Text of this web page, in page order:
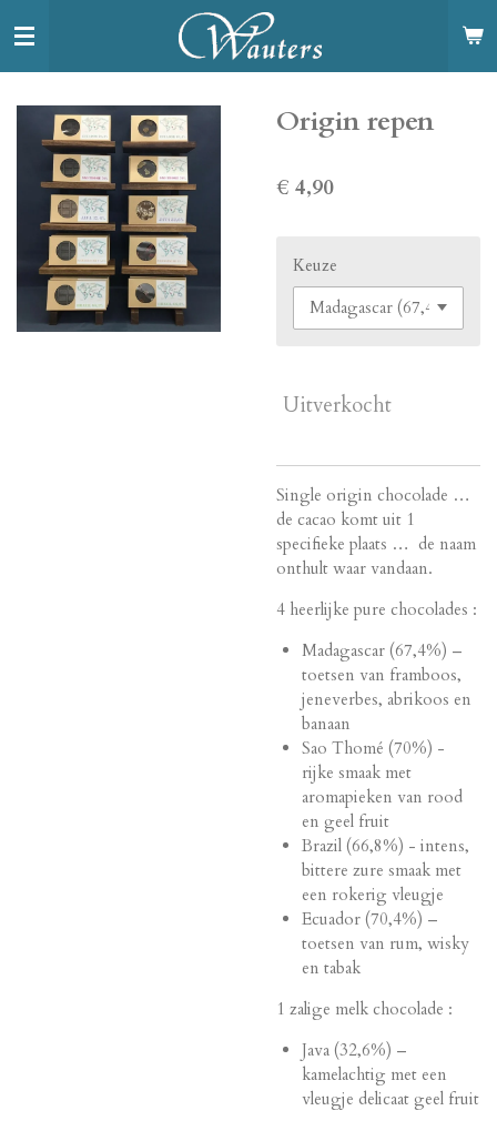
direct
naar
hoofdinhoud
Origin repen
€ 4,90
Keuze
Uitverkocht
Single origin chocolade …
de cacao komt uit 1
specifieke plaats … de naam
onthult waar vandaan.
4 heerlijke pure chocolades :
Madagascar (67,4%) –
toetsen van framboos,
jeneverbes, abrikoos en
banaan
Sao Thomé (70%) -
rijke smaak met
aromapieken van rood
en geel fruit
Brazil (66,8%) - intens,
bittere zure smaak met
een rokerig vleugje
Ecuador (70,4%) –
toetsen van rum, wisky
en tabak
1 zalige melk chocolade :
Java (32,6%) –
kamelachtig met een
vleugje delicaat geel fruit